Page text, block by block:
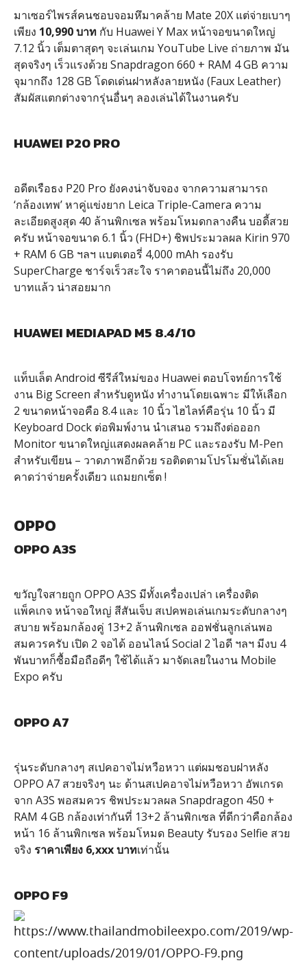
มาเซอร์ไพรส์คนชอบจอมหึมาคล้าย Mate 20X แต่จ่ายเบาๆ
เพียง 10,990 บาทกับ Huawei Y Max หน้าจอขนาดใหญ่
7.12 นิ้ว เต็มตาสุดๆ จะเล่นเกม YouTube Live ถ่ายภาพ มัน
สุดจริงๆ เร็วแรงด้วย Snapdragon 660 + RAM 4 GB ความ
จุมากถึง 128 GB โดดเด่นฝาหลังลายหนัง (Faux Leather)
สัมผัสแตกต่างจากรุ่นอื่นๆ ลองเล่นได้ในงานครับ
HUAWEI P20 PRO
อดีตเรือธง P20 Pro ยังคงน่าจับจอง จากความสามารถ
‘กล้องเทพ’ หาคู่แข่งยาก Leica Triple-Camera ความ
ละเอียดสูงสุด 40 ล้านพิกเซล พร้อมโหมดกลางคืน บอดี้สวย
ครับ หน้าจอขนาด 6.1 นิ้ว (FHD+) ชิพประมวลผล Kirin 970
+ RAM 6 GB ฯลฯ แบตเตอรี่ 4,000 mAh รองรับ
SuperCharge ชาร์จเร็วสะใจ ราคาตอนนี้ไม่ถึง 20,000
บาทแล้ว น่าสอยมาก
HUAWEI MEDIAPAD M5 8.4/10
แท็บเล็ต Android ซีรีส์ใหม่ของ Huawei ตอบโจทย์การใช้
งาน Big Screen สำหรับดูหนัง ทำงานโดยเฉพาะ มีให้เลือก
2 ขนาดหน้าจอคือ 8.4 และ 10 นิ้ว ไฮไลท์คือรุ่น 10 นิ้ว มี
Keyboard Dock ต่อพิมพ์งาน นำเสนอ รวมถึงต่อออก
Monitor ขนาดใหญ่แสดงผลคล้าย PC และรองรับ M-Pen
สำหรับเขียน – วาดภาพอีกด้วย รอติดตามโปรโมชั่นได้เลย
คาดว่าจ่ายครั้งเดียว แถมยกเซ็ต !
OPPO
OPPO A3S
ขวัญใจสายถูก OPPO A3S มีทั้งเครื่องเปล่า เครื่องติด
แพ็คเกจ หน้าจอใหญ่ สีสันเจ็บ สเปคพอเล่นเกมระดับกลางๆ
สบาย พร้อมกล้องคู่ 13+2 ล้านพิกเซล ออฟชั่นลูกเล่นพอ
สมควรครับ เปิด 2 จอได้ ออนไลน์ Social 2 ไอดี ฯลฯ มีงบ 4
พันบาทก็ซื้อมือถือดีๆ ใช้ได้แล้ว มาจัดเลยในงาน Mobile
Expo ครับ
OPPO A7
รุ่นระดับกลางๆ สเปคอาจไม่หวือหวา แต่ผมชอบฝาหลัง
OPPO A7 สวยจริงๆ นะ ด้านสเปคอาจไม่หวือหวา อัพเกรด
จาก A3S พอสมควร ชิพประมวลผล Snapdragon 450 +
RAM 4 GB กล้องเท่ากันที่ 13+2 ล้านพิกเซล ที่ดีกว่าคือกล้อง
หน้า 16 ล้านพิกเซล พร้อมโหมด Beauty รับรอง Selfie สวย
จริง ราคาเพียง 6,xxx บาทเท่านั้น
OPPO F9